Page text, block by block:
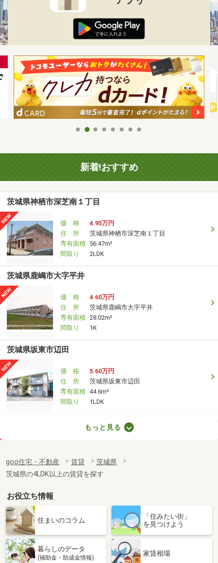
新着!おすすめ
茨城県神栖市深芝南１丁目
価 格
4.95万円
住 所
茨城県神栖市深芝南１丁目
専有面積 56.47m²
間取り
2LDK
茨城県鹿嶋市大字平井
価 格
4.60万円
住 所
茨城県鹿嶋市大字平井
専有面積 28.02m²
間取り
1K
茨城県坂東市辺田
価 格
5.60万円
住 所
茨城県坂東市辺田
専有面積 44.6m²
間取り
1LDK
専有面積
28.02m²
間取り
1K
茨城県つくば市花畑３丁目
価 格
6.80万円
茨城県つくば市花畑３丁目
専有面積 20.37m²
間取り
もっと見る
goo住宅・不動産 賃貸
茨城県
茨城県の4LDK以上の賃貸を探す
お役立ち情報
住まいのコラム
「住みたい街」
を見つけよう
暮らしのデータ
(補助金・助成金情報)
家賃相場